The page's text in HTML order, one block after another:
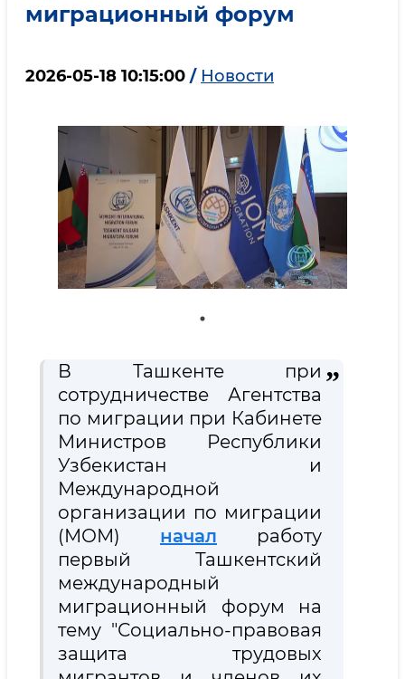
миграционный форум
2026-05-18 10:15:00 / Новости
В Ташкенте при
сотрудничестве Агентства
по миграции при Кабинете
Министров Республики
Узбекистан и
Международной
организации по миграции
(МОМ) начал работу
первый Ташкентский
международный
миграционный форум на
тему "Социально-правовая
защита трудовых